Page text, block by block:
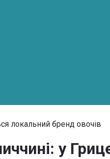
локальний бренд овочів
у